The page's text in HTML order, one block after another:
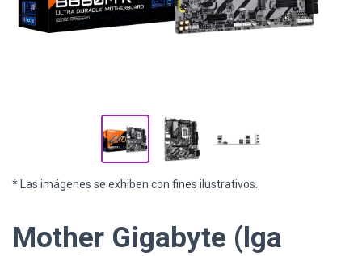
* Las imágenes se exhiben con fines ilustrativos.
Mother Gigabyte (lga